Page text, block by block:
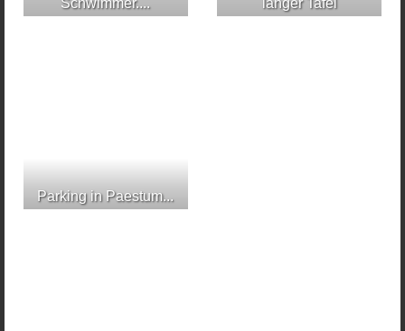
Schwimmer....
langer Tafel
Parking in Paestum...